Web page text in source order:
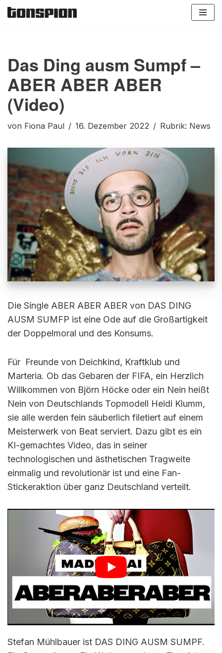
Das Ding ausm Sumpf –
ABER ABER ABER
(Video)
von Fiona Paul 16. Dezember 2022 Rubrik: News
Die Single ABER ABER ABER von DAS DING
AUSM SUMFP ist eine Ode auf die Großartigkeit
der Doppelmoral und des Konsums.
Für Freunde von Deichkind, Kraftklub und
Marteria. Ob das Gebaren der FIFA, ein Herzlich
Willkommen von Björn Höcke oder ein Nein heißt
Nein von Deutschlands Topmodell Heidi Klumm,
sie alle werden fein säuberlich filetiert auf einem
Meisterwerk von Beat serviert. Dazu gibt es ein
KI-gemachtes Video, das in seiner
technologischen und ästhetischen Tragweite
einmalig und revolutionär ist und eine Fan-
Stickeraktion über ganz Deutschland verteilt.
Stefan Mühlbauer ist DAS DING AUSM SUMPF.